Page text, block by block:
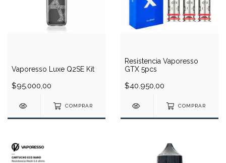
Vaporesso Luxe Q2SE Kit
$95.000,00
COMPRAR
Resistencia Vaporesso
GTX 5pcs
$40.950,00
COMPRAR